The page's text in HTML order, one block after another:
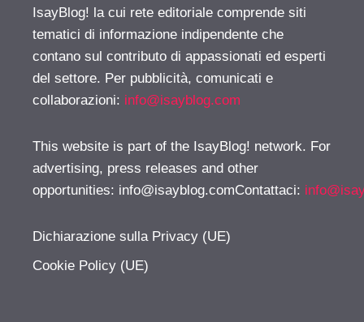
IsayBlog! la cui rete editoriale comprende siti
tematici di informazione indipendente che
contano sul contributo di appassionati ed esperti
del settore. Per pubblicità, comunicati e
collaborazioni: info@isayblog.com
This website is part of the IsayBlog! network. For
advertising, press releases and other
opportunities: info@isayblog.comContattaci:
Dichiarazione sulla Privacy (UE)
Cookie Policy (UE)